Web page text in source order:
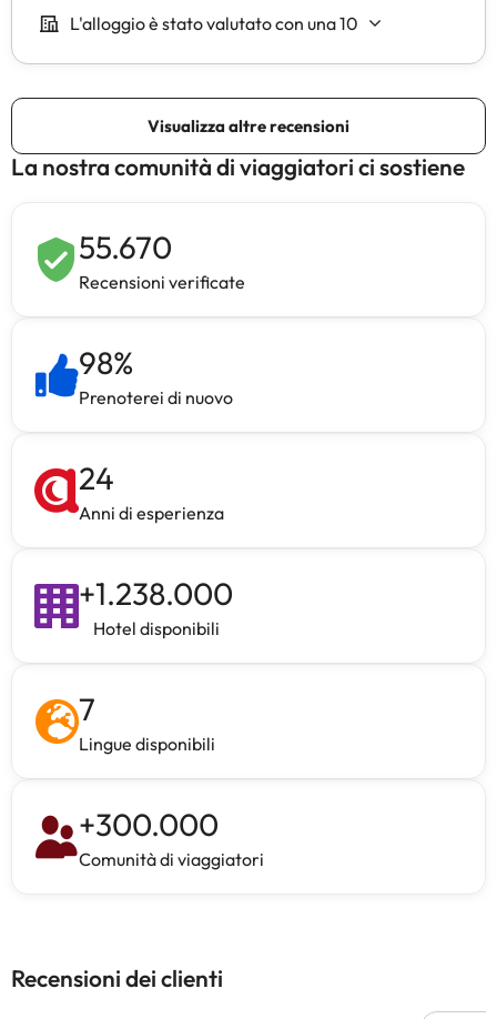
La nostra comunità di viaggiatori ci sostiene
55.670
Recensioni verificate
98%
Prenoterei di nuovo
24
Anni di esperienza
+1.238.000
Hotel disponibili
7
Lingue disponibili
+300.000
Comunità di viaggiatori
Recensioni dei clienti